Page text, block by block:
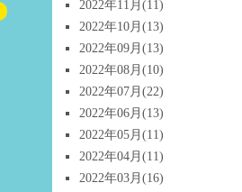
2022年11月 (11)
2022年10月 (13)
2022年09月 (13)
2022年08月 (10)
2022年07月 (22)
2022年06月 (13)
2022年05月 (11)
2022年04月 (11)
2022年03月 (16)